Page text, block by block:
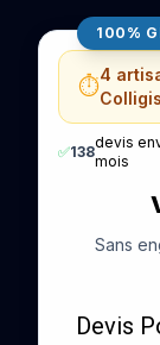
100%
⏱️4
✅138
devis
mois
Sans
Devis